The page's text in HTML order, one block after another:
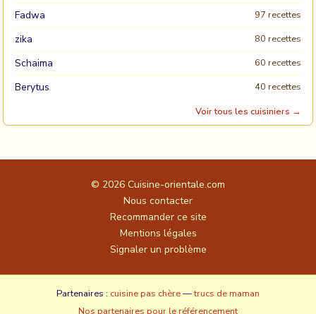
Fadwa 97 recettes
zika 80 recettes
Schaima 60 recettes
Berytus
40 recettes
Voir tous les cuisiniers →
© 2026 Cuisine-orientale.com
Nous contacter
Recommander ce site
Mentions légales
Signaler un problème
Partenaires : cuisine pas chère—trucs de maman
Nos partenaires pour le référencement